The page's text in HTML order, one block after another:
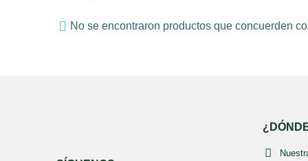
No se encontraron productos que concuerden
20,49